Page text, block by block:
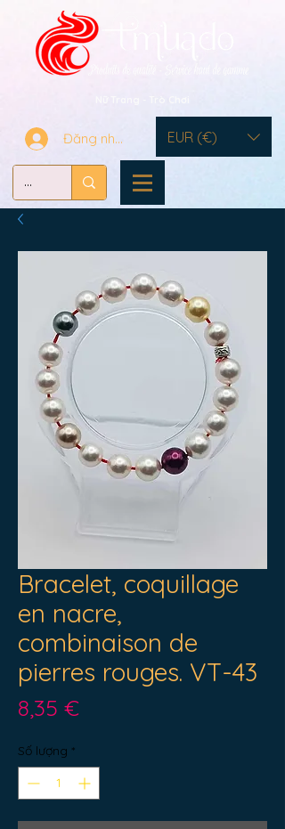
Đăng nhập EUR (€)
Bracelet, coquillage
en nacre,
combinaison de
pierres rouges. VT-43
8,35 €Giá
Số lượng *